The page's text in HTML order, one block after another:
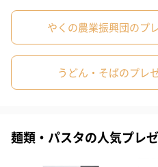
やくの農業振興団のプ
うどん・そばのプレ
麺類・パスタの人気プレ